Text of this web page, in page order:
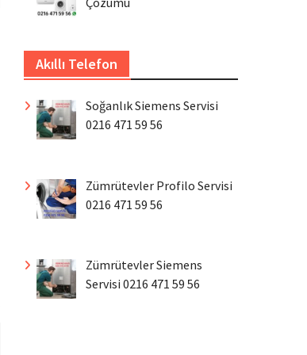
Akıllı Telefon
Soğanlık Siemens Servisi
0216 471 59 56
Zümrütevler Profilo Servisi
0216 471 59 56
Zümrütevler Siemens
Servisi 0216 471 59 56